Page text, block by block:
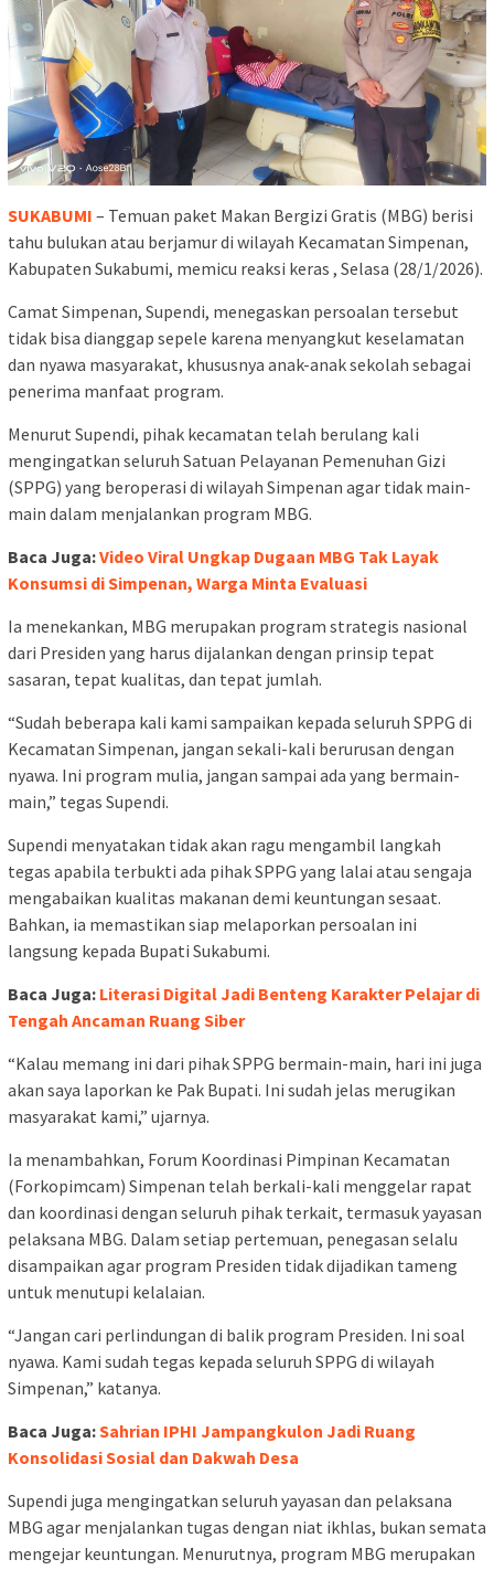
SUKABUMI – Temuan paket Makan Bergizi Gratis (MBG) berisi
tahu bulukan atau berjamur di wilayah Kecamatan Simpenan,
Kabupaten Sukabumi, memicu reaksi keras , Selasa (28/1/2026).
Camat Simpenan, Supendi, menegaskan persoalan tersebut
tidak bisa dianggap sepele karena menyangkut keselamatan
dan nyawa masyarakat, khususnya anak-anak sekolah sebagai
penerima manfaat program.
Menurut Supendi, pihak kecamatan telah berulang kali
mengingatkan seluruh Satuan Pelayanan Pemenuhan Gizi
(SPPG) yang beroperasi di wilayah Simpenan agar tidak main-
main dalam menjalankan program MBG.
Baca Juga:Video Viral Ungkap Dugaan MBG Tak Layak
Konsumsi di Simpenan, Warga Minta Evaluasi
Ia menekankan, MBG merupakan program strategis nasional
dari Presiden yang harus dijalankan dengan prinsip tepat
sasaran, tepat kualitas, dan tepat jumlah.
“Sudah beberapa kali kami sampaikan kepada seluruh SPPG di
Kecamatan Simpenan, jangan sekali-kali berurusan dengan
nyawa. Ini program mulia, jangan sampai ada yang bermain-
main,” tegas Supendi.
Supendi menyatakan tidak akan ragu mengambil langkah
tegas apabila terbukti ada pihak SPPG yang lalai atau sengaja
mengabaikan kualitas makanan demi keuntungan sesaat.
Bahkan, ia memastikan siap melaporkan persoalan ini
langsung kepada Bupati Sukabumi.
Baca Juga: Literasi Digital Jadi Benteng Karakter Pelajar di
Tengah Ancaman Ruang Siber
“Kalau memang ini dari pihak SPPG bermain-main, hari ini juga
akan saya laporkan ke Pak Bupati. Ini sudah jelas merugikan
masyarakat kami,” ujarnya.
Ia menambahkan, Forum Koordinasi Pimpinan Kecamatan
(Forkopimcam) Simpenan telah berkali-kali menggelar rapat
dan koordinasi dengan seluruh pihak terkait, termasuk yayasan
pelaksana MBG. Dalam setiap pertemuan, penegasan selalu
disampaikan agar program Presiden tidak dijadikan tameng
untuk menutupi kelalaian.
“Jangan cari perlindungan di balik program Presiden. Ini soal
nyawa. Kami sudah tegas kepada seluruh SPPG di wilayah
Simpenan,” katanya.
Baca Juga:Sahrian IPHI Jampangkulon Jadi Ruang
Konsolidasi Sosial dan Dakwah Desa
Supendi juga mengingatkan seluruh yayasan dan pelaksana
MBG agar menjalankan tugas dengan niat ikhlas, bukan semata
mengejar keuntungan. Menurutnya, program MBG merupakan